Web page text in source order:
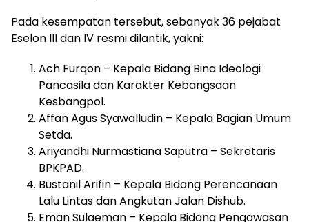
Pada kesempatan tersebut, sebanyak 36 pejabat
Eselon III dan IV resmi dilantik, yakni:
Ach Furqon – Kepala Bidang Bina Ideologi
Pancasila dan Karakter Kebangsaan
Kesbangpol.
Affan Agus Syawalludin – Kepala Bagian Umum
Setda.
Ariyandhi Nurmastiana Saputra – Sekretaris
BPKPAD.
Bustanil Arifin – Kepala Bidang Perencanaan
Lalu Lintas dan Angkutan Jalan Dishub.
Eman Sulaeman – Kepala Bidang Pengawasan